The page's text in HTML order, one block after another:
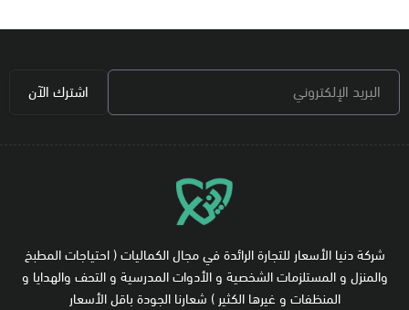
البريد الإلكتروني
اشترك الآن
شركة دنيا الأسعار للتجارة الرائدة في مجال الكماليات ( احتياجات المطبخ
والمنزل و المستلزمات الشخصية و الأدوات المدرسية و التحف والهدايا و
المنظفات و غيرها الكثير ) شعارنا الجودة باقل الأسعار